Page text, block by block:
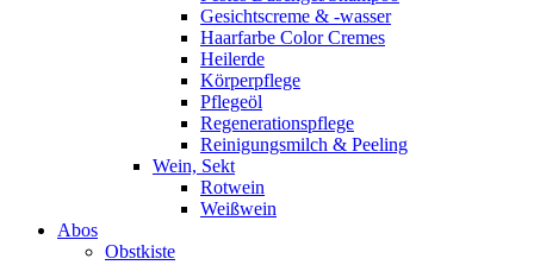
Gesichtscreme & -wasser
Haarfarbe Color Cremes
Heilerde
Körperpflege
Pflegeöl
Regenerationspflege
Reinigungsmilch & Peeling
Wein, Sekt
Rotwein
Weißwein
Abos
Obstkiste